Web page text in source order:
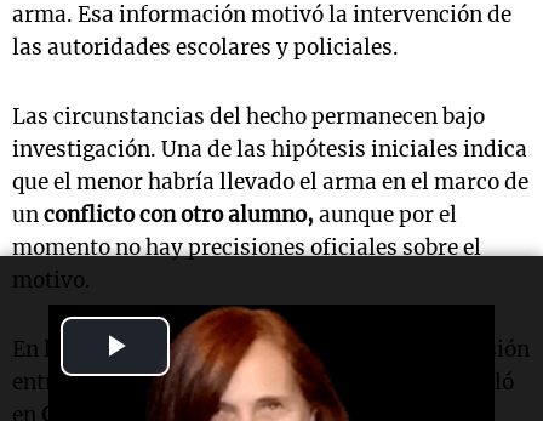
Play
Video
arma. Esa información motivó la intervención de
las autoridades escolares y policiales.
Las circunstancias del hecho permanecen bajo
investigación. Una de las hipótesis iniciales indica
que el menor habría llevado el arma en el marco de
unconflicto con otro alumno, aunque por el
momento no hay precisiones oficiales sobre el
motivo.
En la puerta del colegio hubo momentos de tensión
entre familiares y estudiantes. Una madre señaló
en Cadena 3 que decidió retirar a su hijo "por